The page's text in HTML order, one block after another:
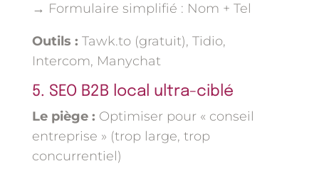
→ Formulaire simplifié : Nom + Tel
Outils : Tawk.to (gratuit), Tidio,
Intercom, Manychat
5. SEO B2B local ultra-ciblé
Le piège : Optimiser pour « conseil
entreprise » (trop large, trop
concurrentiel)